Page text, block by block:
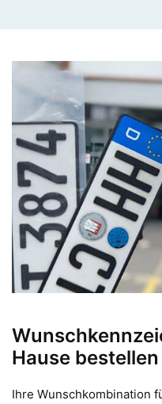
Hause bestellen
Ihre Wunschkombination